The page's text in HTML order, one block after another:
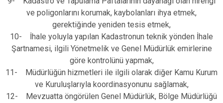
ve poligonlarını korumak, kaybolanları ihya etmek,
gerektiğinde yeniden tesis etmek,
10- İhale yoluyla yapılan Kadastronun teknik yönden İhale
Şartnamesi, ilgili Yönetmelik ve Genel Müdürlük emirlerine
göre kontrolünü yapmak,
11- Müdürlüğün hizmetleri ile ilgili olarak diğer Kamu Kurum
ve Kuruluşlarıyla koordinasyonunu sağlamak,
12- Mevzuatta öngörülen Genel Müdürlük, Bölge Müdürlüğü